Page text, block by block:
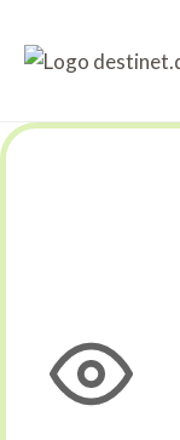
Inhalt
springen